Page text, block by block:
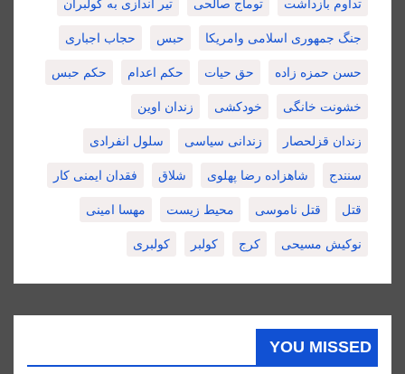
تداوم بازداشت توماج صالحی تیر اندازی به کولبران
جنگ جمهوری اسلامی وامریکا حبس حجاب اجباری
حسن حمزه زاده حق حیات حکم اعدام حکم حبس
خشونت خانگی خودکشی زندان اوین
زندان قزلحصار زندانی سیاسی سلول انفرادی
سنندج شاهزاده رضا پهلوی شلاق فقدان ایمنی کار
قتل قتل ناموسی محیط زیست مهسا امینی
نوکیش مسیحی کرج کولبر کولبری
YOU MISSED